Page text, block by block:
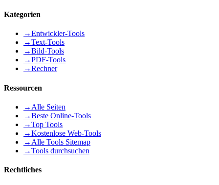
Kategorien
→Entwickler-Tools
→Text-Tools
→Bild-Tools
→PDF-Tools
→Rechner
Ressourcen
→ Alle Seiten
→Beste Online-Tools
→Top Tools
→Kostenlose Web-Tools
→ Alle Tools Sitemap
→Tools durchsuchen
Rechtliches